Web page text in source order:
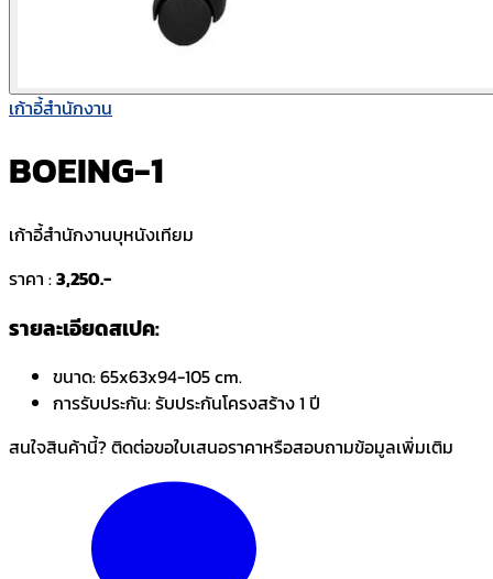
เก้าอี้สำนักงาน
BOEING-1
เก้าอี้สำนักงานบุหนังเทียม
ราคา :3,250.-
รายละเอียดสเปค:
ขนาด:65x63x94-105 cm.
การรับประกัน:รับประกันโครงสร้าง 1 ปี
สนใจสินค้านี้? ติดต่อขอใบเสนอราคาหรือสอบถามข้อมูลเพิ่มเติม